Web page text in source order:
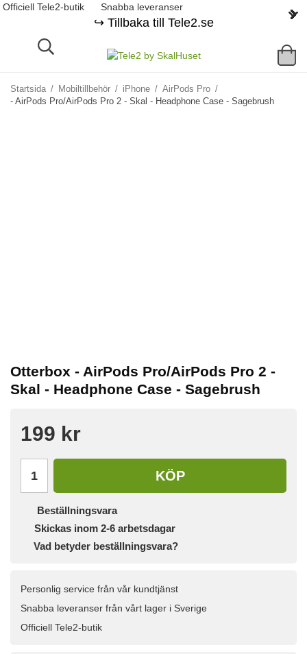
Officiell Tele2-butik Snabba leveranser
↪️ Tillbaka till Tele2.se
Startsida / Mobiltillbehör / iPhone / AirPods Pro /
- AirPods Pro/AirPods Pro 2 - Skal - Headphone Case - Sagebrush
Otterbox - AirPods Pro/AirPods Pro 2 -
Skal - Headphone Case - Sagebrush
199 kr
KÖP
Beställningsvara
Skickas inom 2-6 arbetsdagar
Vad betyder beställningsvara?
Personlig service från vår kundtjänst
Snabba leveranser från vårt lager i Sverige
Officiell Tele2-butik